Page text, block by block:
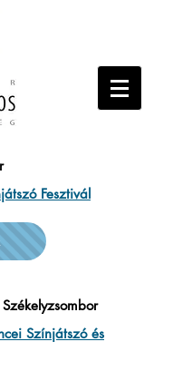
Fesztivál
Színjátszó és